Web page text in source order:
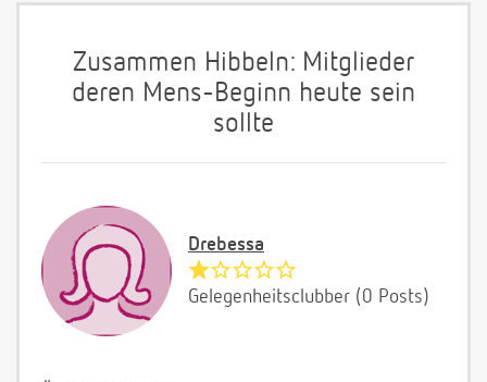
Zusammen Hibbeln: Mitglieder
deren Mens-Beginn heute sein
sollte
Drebessa
Gelegenheitsclubber (0 Posts)